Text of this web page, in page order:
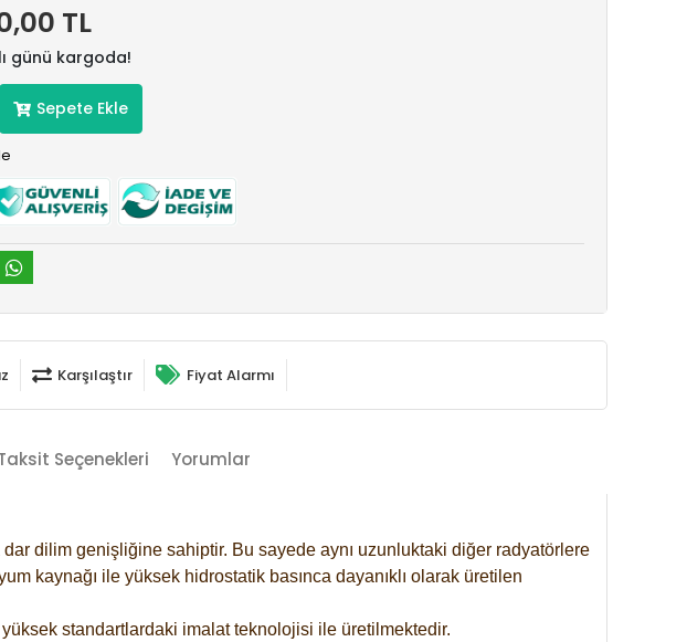
TL
günü kargoda!
Sepete Ekle
Karşılaştır Fiyat Alarmı
Seçenekleri Yorumlar
dilim genişliğine sahiptir. Bu sayede aynı uzunluktaki diğer radyatörlere
kaynağı ile yüksek hidrostatik basınca dayanıklı olarak üretilen
standartlardaki imalat teknolojisi ile üretilmektedir.